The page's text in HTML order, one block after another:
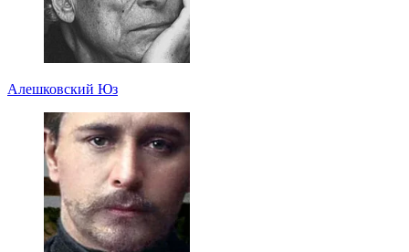
Алешковский Юз